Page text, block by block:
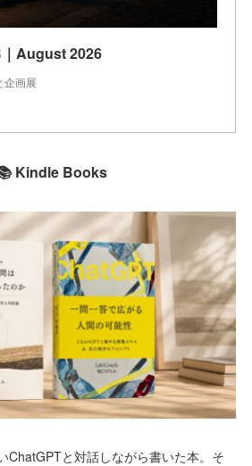
August 2026
企画展
Kindle Books
ChatGPTと対話しながら書いた本。そ